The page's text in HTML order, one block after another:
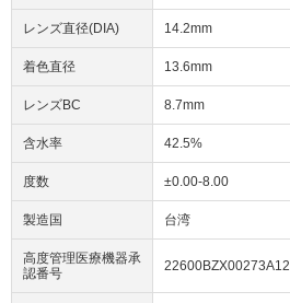
レンズ直径(DIA) 14.2mm
着色直径 13.6mm
レンズBC 8.7mm
含水率 42.5%
度数 ±0.00-8.00
製造国 台湾
高度管理医療機器承
認番号
22600BZX00273A12